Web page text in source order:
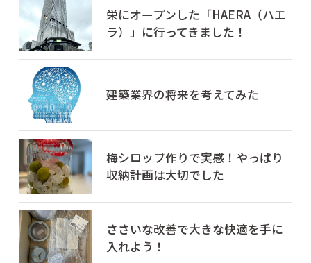
栄にオープンした「HAERA（ハエ
ラ）」に行ってきました！
建築業界の将来を考えてみた
梅シロップ作りで実感！やっぱり
収納計画は大切でした
ささいな改善で大きな快適を手に
入れよう！